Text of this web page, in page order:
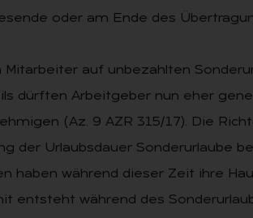
oder am Ende des
auf unbezahlten
dürften Arbeitgeber nun eher
(Az. 9 AZR 315/17). Die
der Urlaubsdauer Sonderurlaube
haben während dieser Zeit ihre
entsteht während des